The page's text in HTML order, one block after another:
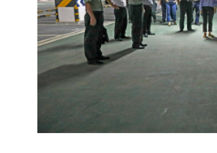
服
务
防
国
防